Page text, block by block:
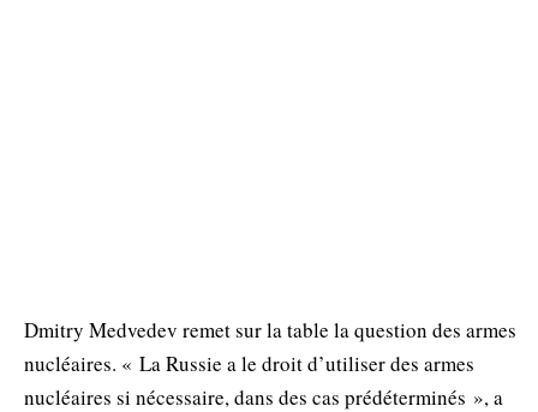
Dmitry Medvedev remet sur la table la question des armes
nucléaires. « La Russie a le droit d’utiliser des armes
nucléaires si nécessaire, dans des cas prédéterminés », a